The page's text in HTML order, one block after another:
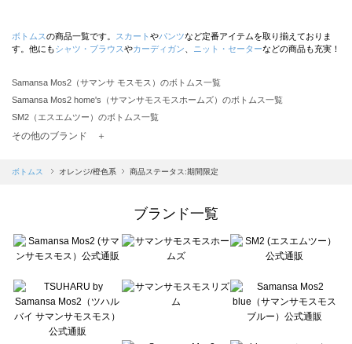
ボトムスの商品一覧です。 スカート やパンツなど定番アイテムを取り揃えておりま
す。他にもシャツ・ブラウスやカーディガン ニット・セーターなどの商品も充実！
Samansa Mos2（サマンサ モスモス）のボトムス一覧
Samansa Mos2 home's（サマンサモスモスホームズ）のボトムス一覧
SM2（エスエムツー）のボトムス一覧
TSUHARU by Samansa Mos2（ツハルバイサマンサモスモス）のボトムス一覧
Samansa Mos2 blue（サマンサモスモス ブルー）のボトムス一覧
sō4ū（ソウフォーユー）のボトムス一覧
Te chichi（テチチ）のボトムス一覧
Te chichi CLASSIC（テチチ クラシック）のボトムス一覧
Lugnoncure（ルノンキュール）のボトムス一覧
BETTY'S BLUE（べティーズブルー）のボトムス一覧
Wpc.（ワールドパーティー）のボトムス一覧
その他のブランド ＋
ボトムス オレンジ/橙色系 商品ステータス:期間限定
ブランド一覧